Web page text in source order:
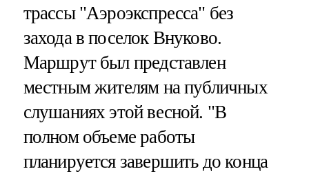
трассы "Аэроэкспресса" без
захода в поселок Внуково.
Маршрут был представлен
местным жителям на публичных
слушаниях этой весной. "В
полном объеме работы
планируется завершить до конца